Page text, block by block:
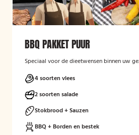
BBQ PAKKET PUUR
Speciaal voor de dieetwensen binnen uw
4 soorten vlees
2 soorten salade
Stokbrood + Sauzen
BBQ + Borden en bestek